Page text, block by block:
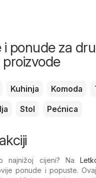
i ponude za
Kuhinja Komoda
Stol Pećnica
najnižoj cijeni? Na
ponude i popuste.